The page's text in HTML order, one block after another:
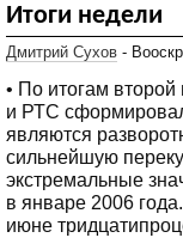
Итоги недели
Дмитрий Сухов -
• По итогам
и РТС
являются
сильнейшую
экстремальные
в январе 2006
июне